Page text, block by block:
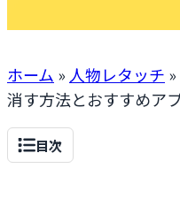
ホーム » 人物レタッチ »
消す方法とおすすめア
目次